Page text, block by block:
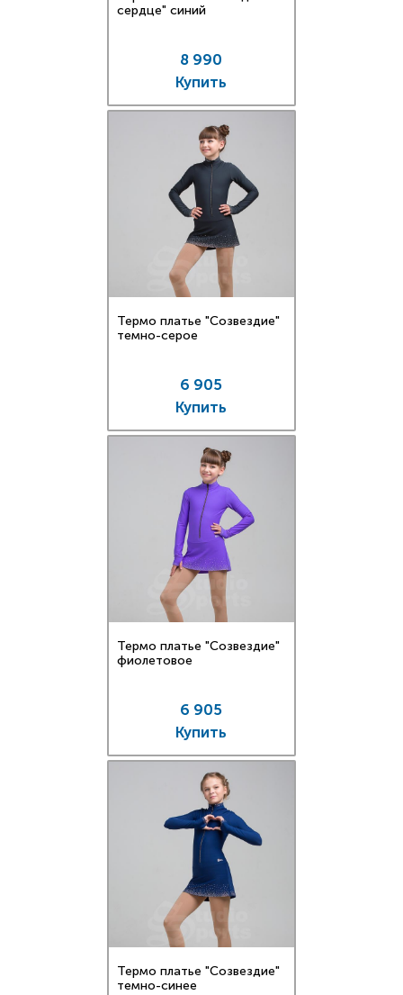
сердце" синий
8 990
Купить
Термо платье "Созвездие"
темно-серое
6 905
Купить
Термо платье "Созвездие"
фиолетовое
6 905
Купить
Термо платье "Созвездие"
темно-синее